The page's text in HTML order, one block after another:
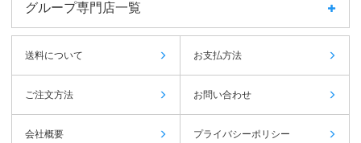
グループ専門店一覧
送料について お支払方法
ご注文方法 お問い合わせ
会社概要 プライバシーポリシー